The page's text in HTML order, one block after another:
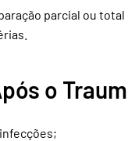
parcial ou
o